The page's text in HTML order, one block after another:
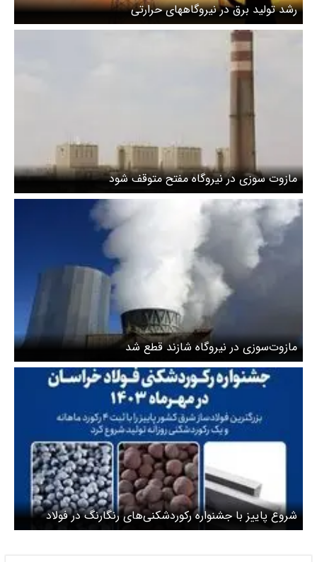
رشد تولید برق در نیروگاههای حرارتی
مازوت سوزی در نیروگاه مفتح متوقف شود
مازوت‌سوزی در نیروگاه شازند قطع شد
شروع پاییز با جشنواره رکوردشکنی‌های رنگارنگ در فولاد
خراسان